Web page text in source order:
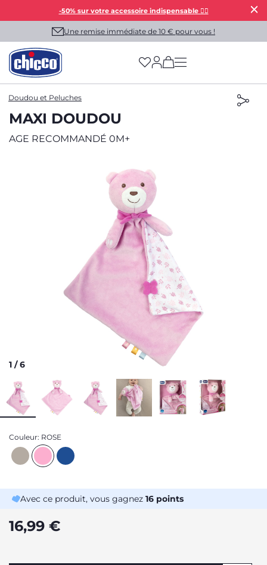
-50% sur votre accessoire indispensable 👯‍♀️
Une remise immédiate de 10 € pour vous !
(has more options
Doudou et Peluches
MAXI DOUDOU
AGE RECOMMANDÉ 0M+
1 /6
Couleur: ROSE
Avec ce produit, vous gagnez 16 points
16,99 €